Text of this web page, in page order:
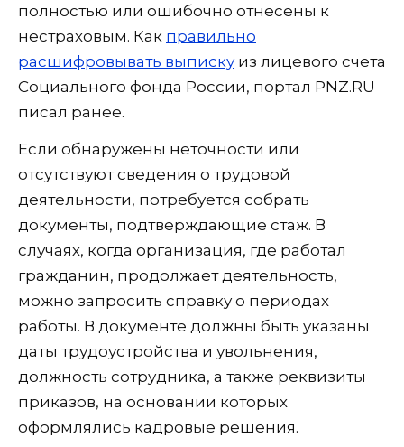
полностью или ошибочно отнесены к
нестраховым. Как правильно
расшифровывать выпискуиз лицевого счета
Социального фонда России, портал PNZ.RU
писал ранее.
Если обнаружены неточности или
отсутствуют сведения о трудовой
деятельности, потребуется собрать
документы, подтверждающие стаж. В
случаях, когда организация, где работал
гражданин, продолжает деятельность,
можно запросить справку о периодах
работы. В документе должны быть указаны
даты трудоустройства и увольнения,
должность сотрудника, а также реквизиты
приказов, на основании которых
оформлялись кадровые решения.